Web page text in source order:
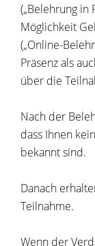
(„Belehrung in
Möglichkeit
(„Online-
Präsenz als
über die
Nach der
dass Ihnen
bekannt sind.
Danach
Teilnahme.
Wenn der